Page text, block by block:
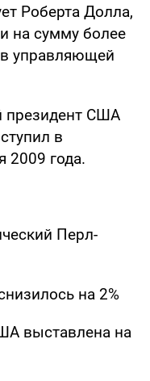
Роберта Долла,
на сумму более
управляющей
президент США
в
2009 года.
Перл-
на 2%
выставлена на